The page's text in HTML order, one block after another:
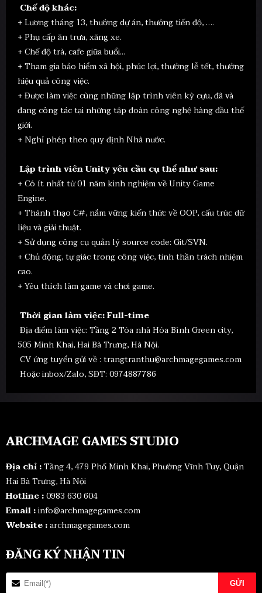
Chế độ khác:
+ Lương tháng 13, thưởng dự án, thưởng tiến độ, ….
+ Phụ cấp ăn trưa, xăng xe.
+ Chế độ trà, cafe giữa buổi...
+ Tham gia bảo hiểm xã hội, phúc lợi, thưởng lễ tết, thưởng
hiệu quả công việc.
+ Được làm việc cùng những lập trình viên kỳ cựu, đã và
đang công tác tại những tập đoàn công nghệ hàng đầu thế
giới.
+ Nghỉ phép theo quy định Nhà nước.
Lập trình viên Unity yêu cầu cụ thể như sau:
+ Có ít nhất từ 01 năm kinh nghiệm về Unity Game
Engine.
+ Thành thạo C#, nắm vững kiến thức về OOP, cấu trúc dữ
liệu và giải thuật.
+ Sử dụng công cụ quản lý source code: Git/SVN.
+ Chủ động, tự giác trong công việc, tinh thần trách nhiệm
cao.
+ Yêu thích làm game và chơi game.
Thời gian làm việc: Full-time
Địa điểm làm việc: Tầng 2 Tòa nhà Hòa Bình Green city,
505 Minh Khai, Hai Bà Trưng, Hà Nội.
CV ứng tuyển gửi về : trangtranthu@archmagegames.com
Hoặc inbox/Zalo, SĐT: 0974887786
ARCHMAGE GAMES STUDIO
Địa chỉ :Tầng 4, 479 Phố Minh Khai, Phường Vĩnh Tuy, Quận
Hai Bà Trưng, Hà Nội
Hotline :0983 630 604
Email :info@archmagegames.com
Website :archmagegames.com
ĐĂNG KÝ NHẬN TIN